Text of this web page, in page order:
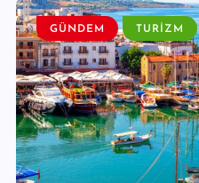
GÜNDEM TURIZM